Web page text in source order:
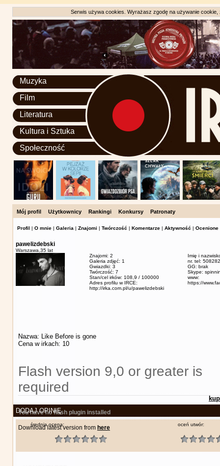
Serwis używa cookies. Wyrażasz zgodę na używanie
Muzyka
Film
Literatura
Kultura i Sztuka
Społeczność
Mój profil Użytkownicy Rankingi Konkursy Patronaty
Profil | O mnie | Galeria | Znajomi | Twórczość | Komentarze | Aktywność | Ocenione
pawelizdebski
Warszawa, 35 lat
Znajomi: 2
Galeria zdjęć: 1
Gwiazdki: 3
Twórczość: 7
Stan/cel irków: 108,9 / 100000
Adres profilu w IRCE:
http://irka.com.pl/u/pawelizdebski
Imię i
nr. tel:
GG: brak
Skype:
www:
https://
Nazwa: Like Before is gone
Cena w irkach: 10
Flash version 9,0 or greater is
required
You have no flash plugin installed
Download latest version from here
DODAJ OPINIĘ
średnia ocena: oceń utwór: